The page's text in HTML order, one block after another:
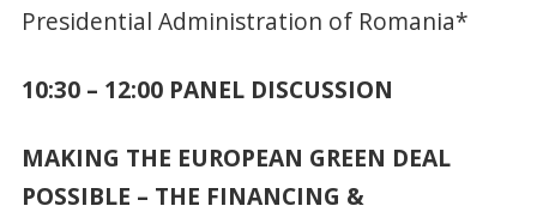
Presidential Administration of Romania*
10:30 – 12:00 PANEL DISCUSSION
MAKING THE EUROPEAN GREEN DEAL
POSSIBLE – THE FINANCING &